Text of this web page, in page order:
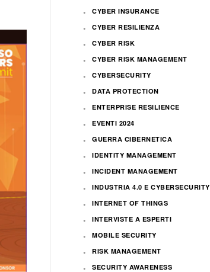
CYBER INSURANCE
CYBER RESILIENZA
CYBER RISK
CYBER RISK MANAGEMENT
CYBERSECURITY
DATA PROTECTION
ENTERPRISE RESILIENCE
EVENTI 2024
GUERRA CIBERNETICA
IDENTITY MANAGEMENT
INCIDENT MANAGEMENT
INDUSTRIA 4.0 E CYBERSECURITY
INTERNET OF THINGS
INTERVISTE A ESPERTI
MOBILE SECURITY
RISK MANAGEMENT
SECURITY AWARENESS